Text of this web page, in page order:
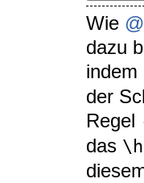
Wie
dazu
indem
der
Regel
das